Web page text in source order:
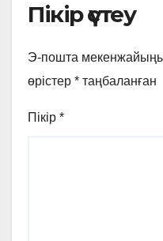
Пікір үстеу
Э-пошта
өрістер * таңбаланған
Пікір *